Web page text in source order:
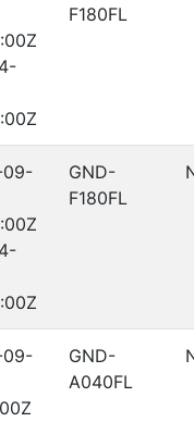
F180FL
GND-
F180FL
GND-
A040FL